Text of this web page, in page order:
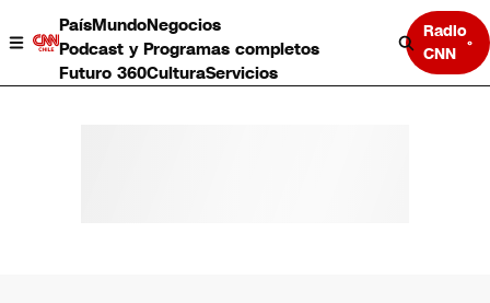
PaísMundoNegocios
Podcast y Programas completos
Futuro 360CulturaServicios
Radio
CNN